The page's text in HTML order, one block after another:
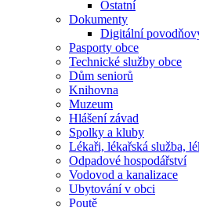
Ostatní
Dokumenty
Digitální
Pasporty obce
Technické služby obce
Dům seniorů
Knihovna
Muzeum
Hlášení závad
Spolky a kluby
Lékaři, lékařská služba,
Odpadové hospodářství
Vodovod a kanalizace
Ubytování v obci
Poutě